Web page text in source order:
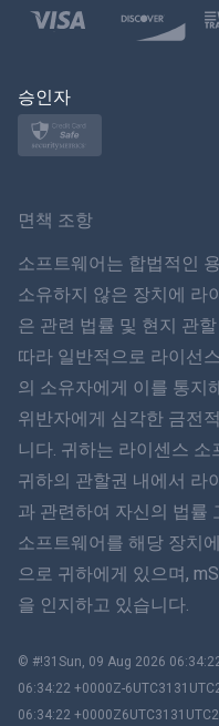
Polski
ภาษาไทย
简体中文
Dansk
हिंदी
עברית
로마나
한국어
승인자
면책 조항
소프트웨어는 합법적인
소유하지 않은 장치에 라
은 관련 법률 및 현지 관
따라 일반적으로 라이선
의 소유자에게 이를 통지
위반자에게 심각한 금전
니다. 귀하는 라이센스
귀하의 관할권 내에서 라
과 관련하여 자신의 법률
소프트웨어를 해당 장치
으로 귀하에게 있으며,
을 인지하고 있습니다.
© #!31Sun, 09 Aug 2026
06:34:22 +0000Z-
06:34:22